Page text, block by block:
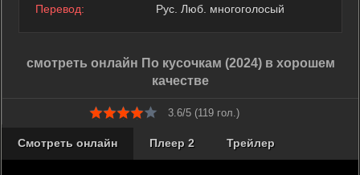
Перевод: Рус. Люб. многоголосый
смотреть онлайн По кусочкам (2024) в хорошем
качестве
3.6/5 (119 гол.)
Смотреть онлайн Плеер 2 Трейлер